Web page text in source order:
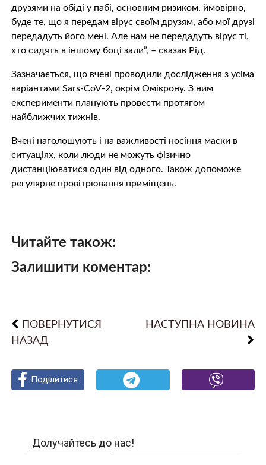
друзями на обіді у пабі, основним ризиком, ймовірно,
буде те, що я передам вірус своїм друзям, або мої друзі
передадуть його мені. Але нам не передадуть вірус ті,
хто сидять в іншому боці зали”, – сказав Рід.
Зазначається, що вчені проводили дослідження з усіма
варіантами Sars-CoV-2, окрім Омікрону. З ним
експерименти планують провести протягом
найближчих тижнів.
Вчені наголошують і на важливості носіння маски в
ситуаціях, коли люди не можуть фізично
дистанціюватися один від одного. Також допоможе
регулярне провітрювання приміщень.
Читайте також:
Залишити коментар:
ПОВЕРНУТИСЯ
НАЗАД
НАСТУПНА НОВИНА
Поділитися
Поділитися
Поділитися
Долучайтесь до нас!